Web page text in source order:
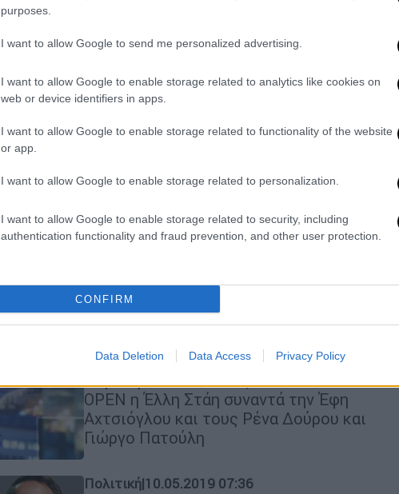
purposes.
I want to allow Google to send me personalized advertising.
I want to allow Google to enable storage related to analytics like cookies on
web or device identifiers in apps.
I want to allow Google to enable storage related to functionality of the website
or app.
I want to allow Google to enable storage related to personalization.
I want to allow Google to enable storage related to security, including
authentication functionality and fraud prevention, and other user protection.
CONFIRM
Data Deletion Data Access Privacy Policy
Αχτσιόγλου για Στουρνάρα:
Συνηθίζει να κάνει σχόλια με
πολιτική χροιά
κρίσιμες Ευρωεκλογές μιλώντας
πακέτο Τσίπρα
Τηλεόραση|16.05.2019 15:10
Έλλη Στάη: Έφη Αχτσιόγλου, Ρένα
Δούρου και Γιώργος Πατούλης στο
ΟPEN
OPEN η Έλλη Στάη συναντά την Έφη
Αχτσιόγλου και τους Ρένα Δούρου και
Γιώργο Πατούλη
Πολιτική|10.05.2019 07:36